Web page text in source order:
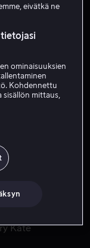
Kate
eivätkä ne
ominaisuuksien
Kohdennettu
mittaus,